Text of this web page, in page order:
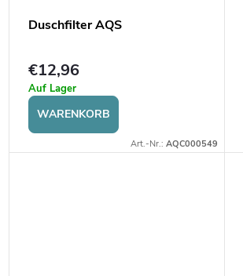
P
Duschfilter AQS
€12,96
Auf Lager
WARENKORB
Art.-Nr.:AQC000549